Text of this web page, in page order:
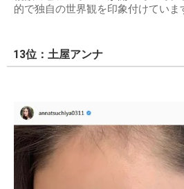
的で独自の世界観を印象付けていま
13位：土屋アンナ